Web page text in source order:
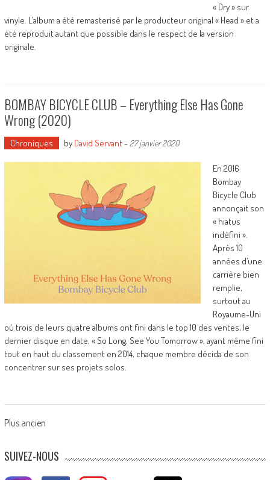
« Dry » sur
vinyle. L’album a été remasterisé par le producteur original « Head » et a
été reproduit autant que possible dans le respect de la version
originale.
BOMBAY BICYCLE CLUB – Everything Else Has Gone
Wrong (2020)
Chroniques by David Servant- 27 janvier 2020
En 2016
Bombay
Bicycle Club
annonçait son
« hiatus
indéfini ».
Après 10
années d’une
carrière bien
remplie,
surtout au
Royaume-Uni
où trois de leurs quatre albums ont fini dans le top 10 des ventes, le
dernier disque en date, « So Long, See You Tomorrow », ayant même fini
tout en haut du classement en 2014, chaque membre décida de son
concentrer sur ses projets solos.
Posts
navigation
Plus ancien
SUIVEZ-NOUS